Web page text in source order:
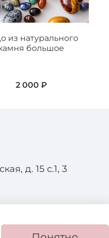
из натурального
большое
2 000 ₽
д. 15 с.1, 3